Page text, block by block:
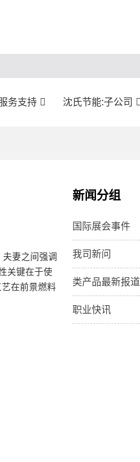
务支持 沈氏节能:子公司
妻之间强调
关键在于使
在前景燃料
新闻分组
国际展会事件
我司新问
类产品最新报道
职业快讯